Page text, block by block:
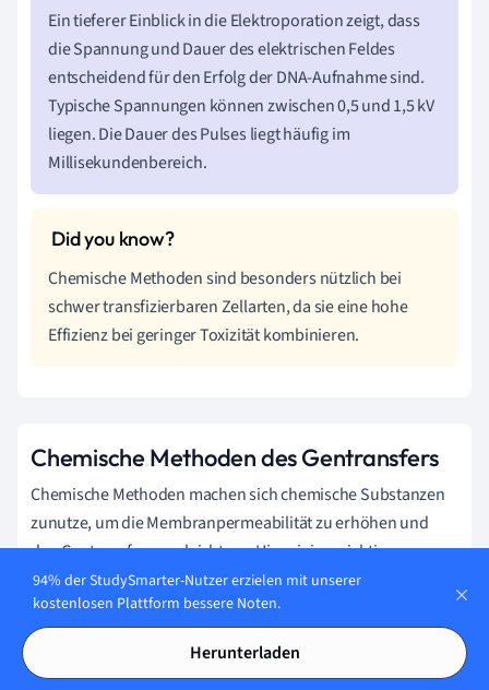
Ein tieferer Einblick in die Elektroporation zeigt, dass
die Spannung und Dauer des elektrischen Feldes
entscheidend für den Erfolg der DNA-Aufnahme sind.
Typische Spannungen können zwischen 0,5 und 1,5 kV
liegen. Die Dauer des Pulses liegt häufig im
Millisekundenbereich.
Chemische Methoden sind besonders nützlich bei
schwer transfizierbaren Zellarten, da sie eine hohe
Effizienz bei geringer Toxizität kombinieren.
Chemische Methoden des Gentransfers
Chemische Methoden machen sich chemische Substanzen
zunutze, um die Membranpermeabilität zu erhöhen und
den Gentransfer zu erleichtern. Hier einige wichtige
Verfahren:
Calciumphosphat-Präzipitation: DNA wird durch ein
Calciumphosphat-DNA-Komplex in die Zelle eingeführt.
94% der StudySmarter-Nutzer erzielen mit unserer
kostenlosen Plattform bessere Noten.
Herunterladen